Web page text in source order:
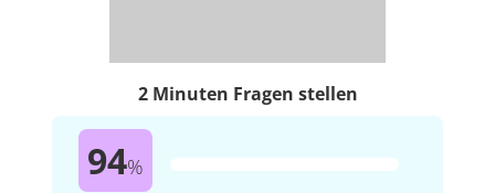
2 Minuten Fragen stellen
94%